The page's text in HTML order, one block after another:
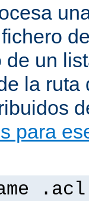
de un
la ruta
para
.acl